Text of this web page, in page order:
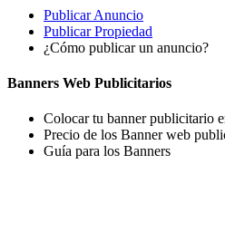
Publicar Anuncio
Publicar Propiedad
¿Cómo publicar un anuncio?
Banners Web Publicitarios
Colocar tu banner publicitario
Precio de los Banner web
Guía para los Banners